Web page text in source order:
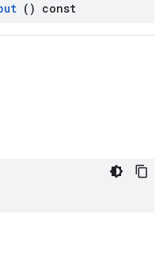
() const